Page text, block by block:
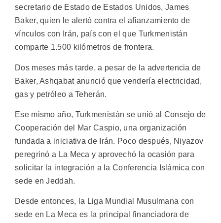
secretario de Estado de Estados Unidos, James
Baker, quien le alertó contra el afianzamiento de
vínculos con Irán, país con el que Turkmenistán
comparte 1.500 kilómetros de frontera.
Dos meses más tarde, a pesar de la advertencia de
Baker, Ashqabat anunció que vendería electricidad,
gas y petróleo a Teherán.
Ese mismo año, Turkmenistán se unió al Consejo de
Cooperación del Mar Caspio, una organización
fundada a iniciativa de Irán. Poco después, Niyazov
peregrinó a La Meca y aprovechó la ocasión para
solicitar la integración a la Conferencia Islámica con
sede en Jeddah.
Desde entonces, la Liga Mundial Musulmana con
sede en La Meca es la principal financiadora de